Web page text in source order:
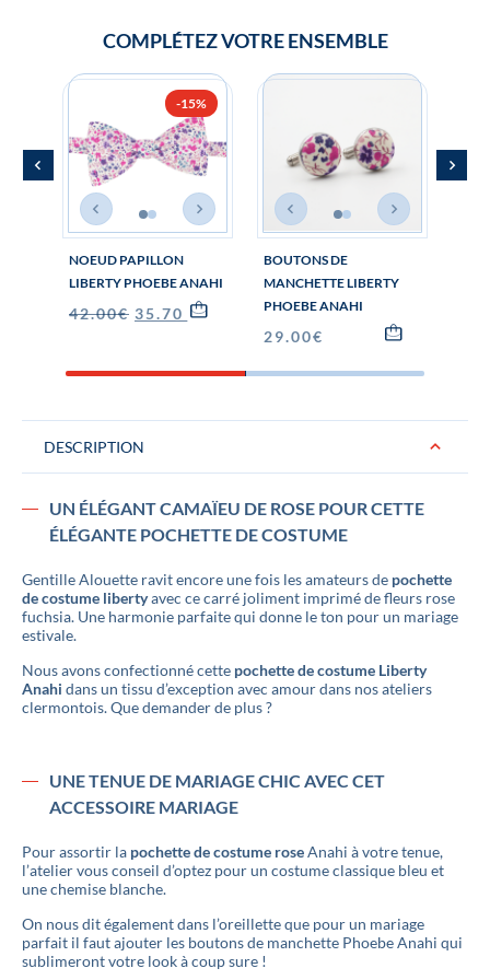
DESCRIPTION
UN ÉLÉGANT CAMAÏEU DE ROSE POUR CETTE
ÉLÉGANTE POCHETTE DE COSTUME
Gentille Alouette ravit encore une fois les amateurs de pochette
de costume libertyavec ce carré joliment imprimé de fleurs rose
fuchsia. Une harmonie parfaite qui donne le ton pour un mariage
estivale.
Nous avons confectionné cette pochette de costume Liberty
Anahi dans un tissu d’exception avec amour dans nos ateliers
clermontois. Que demander de plus ?
UNE TENUE DE MARIAGE CHIC AVEC CET
ACCESSOIRE MARIAGE
Pour assortir la pochette de costume roseAnahi à votre tenue,
l’atelier vous conseil d’optez pour un costume classique bleu et
une chemise blanche.
On nous dit également dans l’oreillette que pour un mariage
parfait il faut ajouter les boutons de manchette Phoebe Anahi qui
sublimeront votre look à coup sure !
COMPLÉTEZ VOTRE ENSEMBLE
-15%
NOEUD PAPILLON
LIBERTY PHOEBE ANAHI
42.00€ 35.70 €
BOUTONS DE
MANCHETTE LIBERTY
PHOEBE ANAHI
29.00€